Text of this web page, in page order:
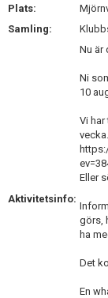
DOKUMENT
Plats:
Samling:
Aktivitetsinfo:
Nu är
Ni
10
Vi
Eller
görs,
ha
Det
En